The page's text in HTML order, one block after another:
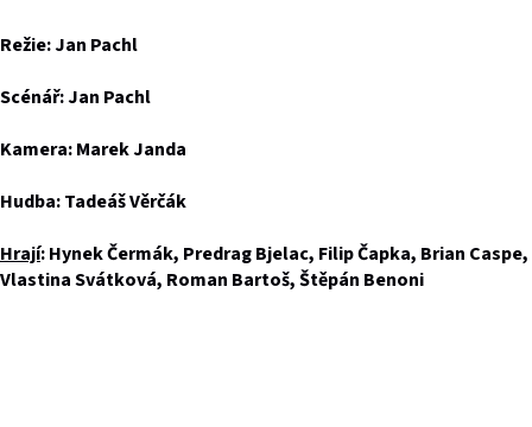
Režie: Jan Pachl
Scénář: Jan Pachl
Kamera: Marek Janda
Hudba: Tadeáš Věrčák
Hrají: Hynek Čermák, Predrag Bjelac, Filip Čapka, Brian Caspe,
Vlastina Svátková, Roman Bartoš, Štěpán Benoni